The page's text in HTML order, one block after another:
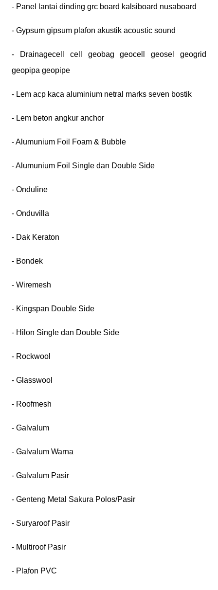
- Panel lantai dinding grc board kalsiboard nusaboard
- Gypsum gipsum plafon akustik acoustic sound
- Drainagecell cell geobag geocell geosel geogrid
geopipa geopipe
- Lem acp kaca aluminium netral marks seven bostik
- Lem beton angkur anchor
- Alumunium Foil Foam & Bubble
- Alumunium Foil Single dan Double Side
- Onduline
- Onduvilla
- Dak Keraton
- Bondek
- Wiremesh
- Kingspan Double Side
- Hilon Single dan Double Side
- Rockwool
- Glasswool
- Roofmesh
- Galvalum
- Galvalum Warna
- Galvalum Pasir
- Genteng Metal Sakura Polos/Pasir
- Suryaroof Pasir
- Multiroof Pasir
- Plafon PVC